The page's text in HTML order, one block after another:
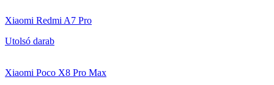
Xiaomi Redmi A7 Pro
Utolsó darab
Xiaomi Poco X8 Pro Max